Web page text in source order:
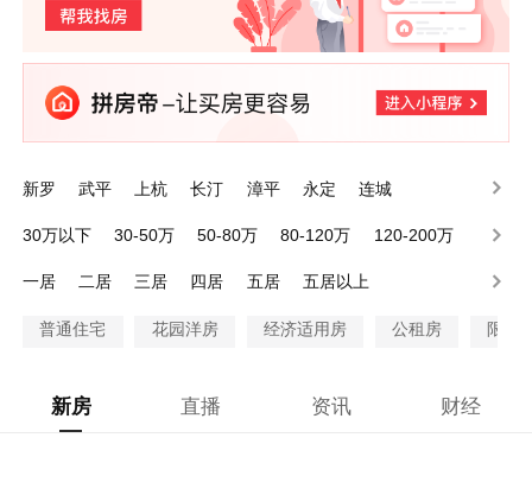
新罗 武平 上杭 长汀 漳平 永定 连城
30万以下 30-50万 50-80万 80-120万
120-200万
一居
二居 三居 四居 五居 五居以上
普通住宅 花园洋房 经济适用房 公租房 限价
新房 直播 资讯 财经